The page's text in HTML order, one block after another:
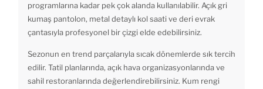
programlarına kadar pek çok alanda kullanılabilir. Açık gri
kumaş pantolon, metal detaylı kol saati ve deri evrak
çantasıyla profesyonel bir çizgi elde edebilirsiniz.
Sezonun en trend parçalarıyla sıcak dönemlerde sık tercih
edilir. Tatil planlarında, açık hava organizasyonlarında ve
sahil restoranlarında değerlendirebilirsiniz. Kum rengi